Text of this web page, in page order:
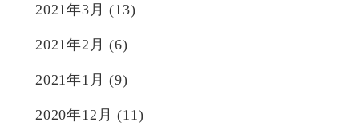
2021年3月 (13)
2021年2月 (6)
2021年1月 (9)
2020年12月 (11)